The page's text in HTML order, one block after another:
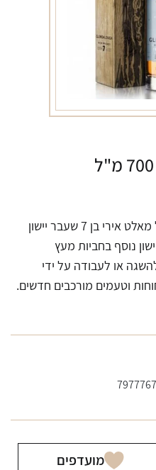
וויסקי גלנדלוק 7 שנים הינו סינגל מאלט אירי בן 7 שעבר יישון
נוסף בחביות מעץ
או לעבודה על ידי
וטעמים מורכבים חדשים.
מועדפים